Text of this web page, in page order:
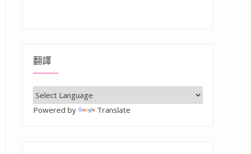
材品質佳，CP值高的迴轉壽司，新幹線列車送餐服務”
翻譯
Powered by Translate